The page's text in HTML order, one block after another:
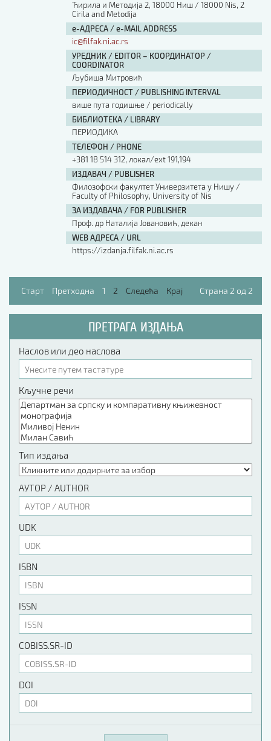
Шаблон прве стране и импресума [B5, лат]
Шаблон прве стране и импресума [B5, енг]
Етички кодекс
ПРЕТРАГА ИЗДАЊА
Наслов или део наслова
АУТОР / AUTHOR
ISSN
COBISS.SR-ID
DOI
Ћирила и Методија 2, 18000 Ниш / 18000 Nis, 2
Cirila and Metodija
е-АДРЕСА / e-MAIL ADDRESS
ic@filfak.ni.ac.rs
УРЕДНИК / EDITOR – КООРДИНАТОР /
COORDINATOR
Љубиша Митровић
ПЕРИОДИЧНОСТ / PUBLISHING INTERVAL
више пута годишње / periodically
БИБЛИОТЕКА / LIBRARY
ПЕРИОДИКА
ТЕЛЕФОН / PHONE
+381 18 514 312, локал/ext 191,194
ИЗДАВАЧ / PUBLISHER
Филозофски факултет Универзитета у Нишу /
Faculty of Philosophy, University of Nis
ЗА ИЗДАВАЧА / FOR PUBLISHER
Проф. др Наталија Јовановић, декан
WEB АДРЕСА / URL
https://izdanja.filfak.ni.ac.rs
Старт Претходна 1 2 Следећа Крај Страна 2 од 2
ПРЕТРАГА ИЗДАЊА
Наслов или део наслова
Кључне речи
Тип издања
АУТОР / AUTHOR
UDK
ISBN
ISSN
COBISS.SR-ID
DOI